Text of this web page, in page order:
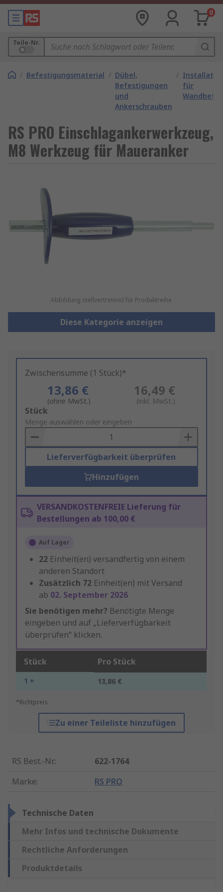
0
Teile-Nr.
/ Befestigungsmaterial / Dübel,
Befestigungen
und
Ankerschrauben
/
für
RS PRO Einschlagankerwerkzeug,
M8 Werkzeug für Maueranker
Abbildung stellvertretend für Produktreihe
Diese Kategorie anzeigen
Zwischensumme (1 Stück)*
13,86 €
(ohne MwSt.)
16,49 €
(inkl. MwSt.)
Add
to
Basket
Stück
Menge auswählen oder eingeben
Lieferverfügbarkeit überprüfen
Hinzufügen
VERSANDKOSTENFREIE Lieferung für
Bestellungen ab 100,00 €
Auf Lager
22 Einheit(en) versandfertig von einem
anderen Standort
Zusätzlich 72 Einheit(en) mit Versand
ab 02. September 2026
Sie benötigen mehr? Benötigte Menge
eingeben und auf „Lieferverfügbarkeit
überprüfen“ klicken.
Stück Pro Stück
1 + 13,86 €
*Richtpreis
Zu einer Teileliste hinzufügen
RS Best.-Nr.:
622-1764
Marke: RS PRO
Technische Daten
Mehr Infos und technische Dokumente
Rechtliche Anforderungen
Produktdetails